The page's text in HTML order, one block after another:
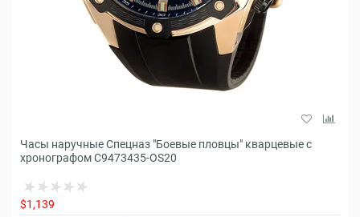
Часы наручные Спецназ "Боевые пловцы" кварцевые с
хронографом С9473435-OS20
$1,139